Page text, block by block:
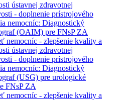
ústavnej zdravotnej
- doplnenie prístrojového
nemocníc: Diagnostický
(OAIM) pre FNsP ZA
nemocníc - zlepšenie kvality a
ústavnej zdravotnej
- doplnenie prístrojového
nemocníc: Diagnostický
(USG) pre urologické
FNsP ZA
nemocníc - zlepšenie kvality a